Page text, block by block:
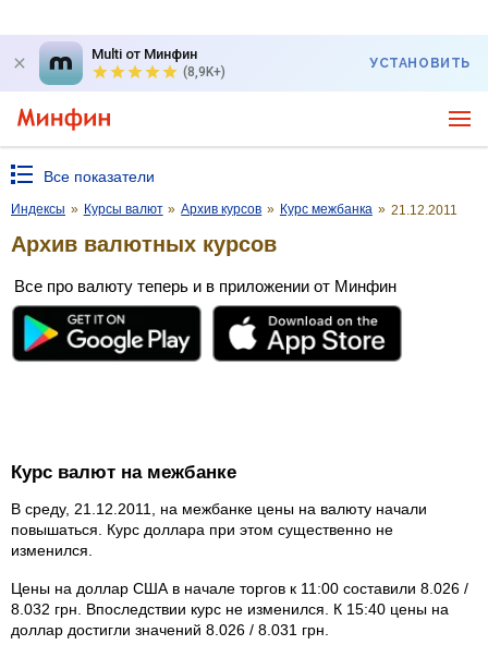
Multi от Минфин
(8,9K+)
УСТАНОВИТЬ
Все показатели
Индексы » Курсы валют » Архив курсов » Курс межбанка » 21.12.2011
Архив валютных курсов
Все про валюту теперь и в приложении от Минфин
Курс валют на межбанке
В среду, 21.12.2011, на межбанке цены на валюту начали
повышаться. Курс доллара при этом существенно не
изменился.
Цены на доллар США в начале торгов к 11:00 составили 8.026 /
8.032 грн. Впоследствии курс не изменился. К 15:40 цены на
доллар достигли значений 8.026 / 8.031 грн.